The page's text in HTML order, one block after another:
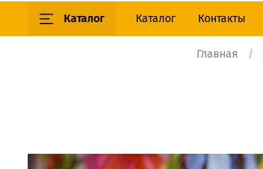
Каталог Каталог Контакты
Главная